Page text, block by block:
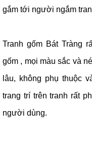
gắm tới người ngắm
Tranh gốm Bát Tràng
gốm , mọi màu sắc và
lâu, không phụ thuộc
trang trí trên tranh rất
người dùng.